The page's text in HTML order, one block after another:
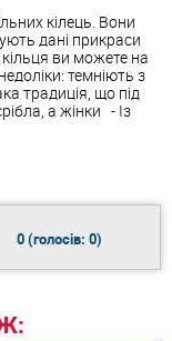
кілець. Вони
дані прикраси
ви можете на
темніють з
традиція, що під
а жінки - Із
0(голосів: 0)